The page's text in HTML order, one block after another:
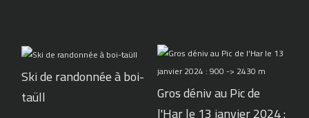
Ski de randonnée à boi-
taüll
Gros déniv au Pic de